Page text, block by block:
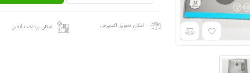
امکان تحویل اکسپرس امکان پرداخت آنلاین